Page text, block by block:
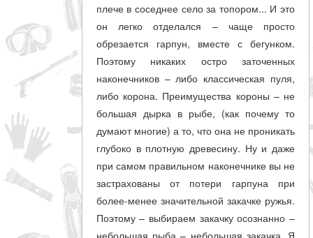
плече в соседнее село за топором... И это
он легко отделался – чаще просто
обрезается гарпун, вместе с бегунком.
Поэтому никаких остро заточенных
наконечников – либо классическая пуля,
либо корона. Преимущества короны – не
большая дырка в рыбе, (как почему то
думают многие) а то, что она не проникать
глубоко в плотную древесину. Ну и даже
при самом правильном наконечнике вы не
застрахованы от потери гарпуна при
более-менее значительной закачке ружья.
Поэтому – выбираем закачку осознанно –
небольшая рыба – небольшая закачка. Я